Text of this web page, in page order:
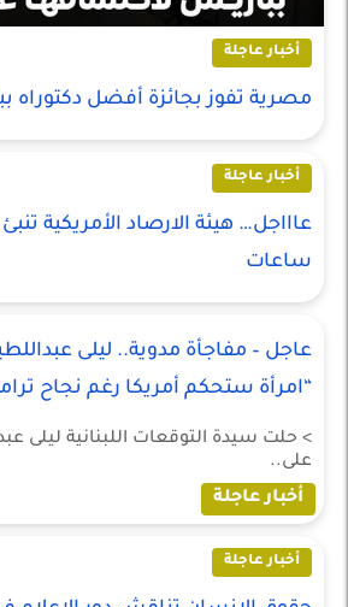
أخبار عاجلة
مصرية تفوز بجائزة أفضل دكتوراه
أخبار عاجلة
عاااجل… هيئة الارصاد الأمريكية
ساعات
“امرأة ستحكم أمريكا رغم نجاح
> حلت سيدة التوقعات اللبنانية ليلى
على..
أخبار عاجلة
أخبار عاجلة